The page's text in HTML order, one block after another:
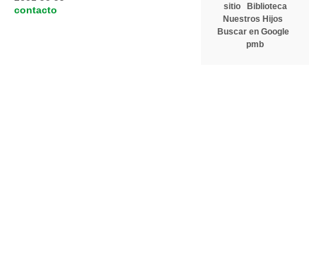
sitio
Biblioteca
Nuestros Hijos
Buscar en Google
pmb
contacto